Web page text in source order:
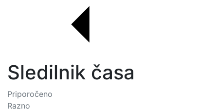
Sledilnik časa
Priporočeno
Razno